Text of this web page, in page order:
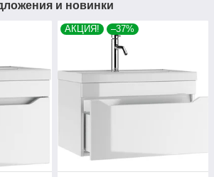
и новинки
АКЦИЯ! –37%